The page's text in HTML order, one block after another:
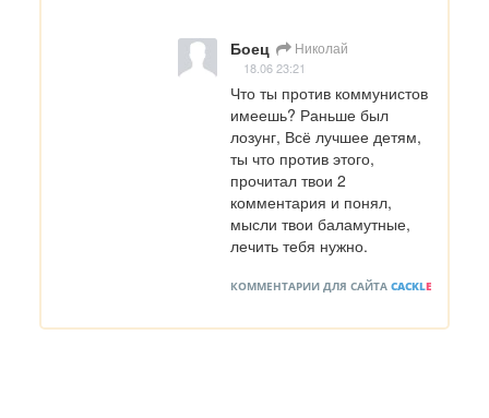
Боец Николай
18.06 23:21
Что ты против коммунистов
имеешь? Раньше был
лозунг, Всё лучшее детям,
ты что против этого,
прочитал твои 2
комментария и понял,
мысли твои баламутные,
лечить тебя нужно.
КОММЕНТАРИИ ДЛЯ САЙТА CACKLE